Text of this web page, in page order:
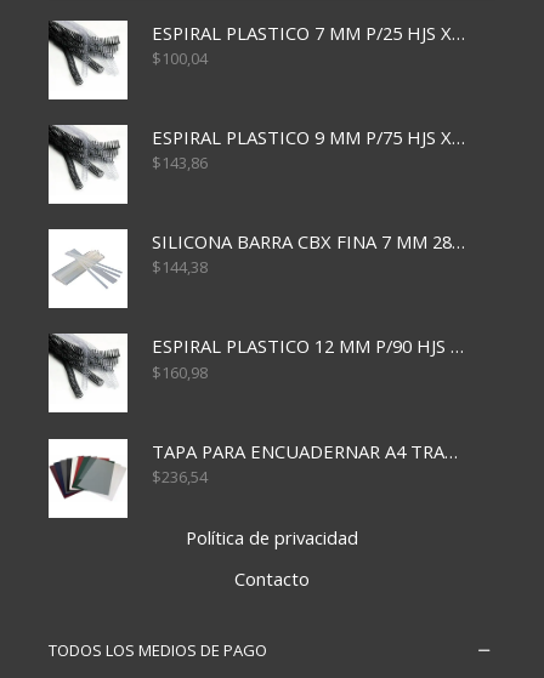
ESPIRAL PLASTICO 7 MM P/25 HJS X50x3000
$100,04
ESPIRAL PLASTICO 9 MM P/75 HJS X50X2400
$143,86
SILICONA BARRA CBX FINA 7 MM 28 CM
$144,38
ESPIRAL PLASTICO 12 MM P/90 HJS X50X1500
$160,98
TAPA PARA ENCUADERNAR A4 TRANSP x50x500
$236,54
Política de privacidad
Contacto
TODOS LOS MEDIOS DE PAGO